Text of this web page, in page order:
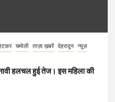
चमोली ताज़ा ख़बरें देहरादून न्यूज़
हलचल हुई तेज। इस महिला की